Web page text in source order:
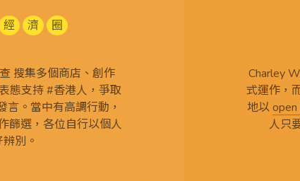
經 濟 圈
搜集多個商店、創作
態支持 #香港人，爭取
。當中有高調行動，
篩選，各位自行以個人
別。
Charley
式運作，
地以open
人只